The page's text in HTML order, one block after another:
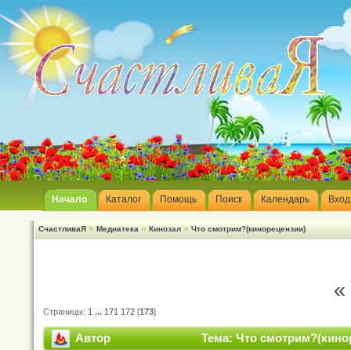
Начало Каталог Помощь Поиск Календарь Вход
СчастливаЯ » Медиатека » Кинозал » Что смотрим?(кинорецензии)
Страницы: 1 ... 171 172 [173]
Автор Тема: Что